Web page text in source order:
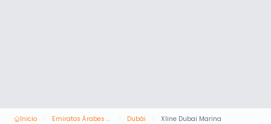
Inicio Emiratos Árabes Unidos Dubái Xline Dubai Marina